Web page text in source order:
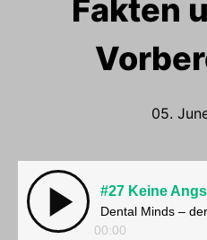
Fakten
05.
00:00